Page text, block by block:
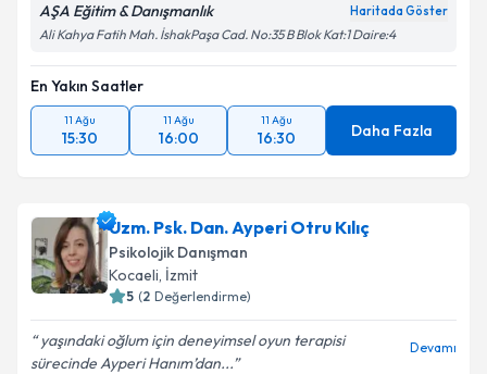
AŞA Eğitim & Danışmanlık Haritada Göster
Ali Kahya Fatih Mah. İshakPaşa Cad. No:35 B Blok Kat:1 Daire:4
En Yakın Saatler
11 Ağu
15:30
11 Ağu
16:00
11 Ağu
16:30 Daha Fazla
Uzm. Psk. Dan. Ayperi Otru Kılıç
Psikolojik Danışman
Kocaeli, İzmit
5 (2 Değerlendirme)
yaşındaki oğlum için deneyimsel oyun terapisi
sürecinde Ayperi Hanım’dan...
Devamı